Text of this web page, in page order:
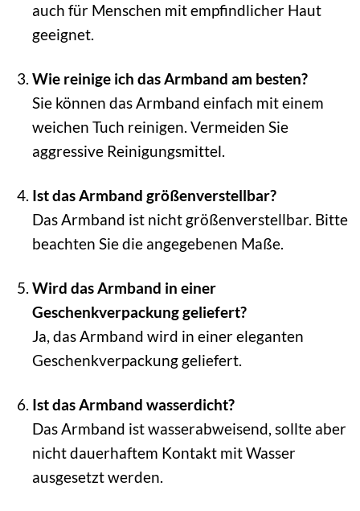
auch für Menschen mit empfindlicher Haut
geeignet.
Wie reinige ich das Armband am besten?
Sie können das Armband einfach mit einem
weichen Tuch reinigen. Vermeiden Sie
aggressive Reinigungsmittel.
Ist das Armband größenverstellbar?
Das Armband ist nicht größenverstellbar. Bitte
beachten Sie die angegebenen Maße.
Wird das Armband in einer
Geschenkverpackung geliefert?
Ja, das Armband wird in einer eleganten
Geschenkverpackung geliefert.
Ist das Armband wasserdicht?
Das Armband ist wasserabweisend, sollte aber
nicht dauerhaftem Kontakt mit Wasser
ausgesetzt werden.